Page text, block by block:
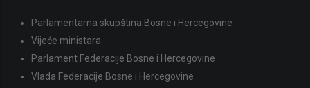
Parlamentarna skupština Bosne i Hercegovine
Vijeće ministara
Parlament Federacije Bosne i Hercegovine
Vlada Federacije Bosne i Hercegovine